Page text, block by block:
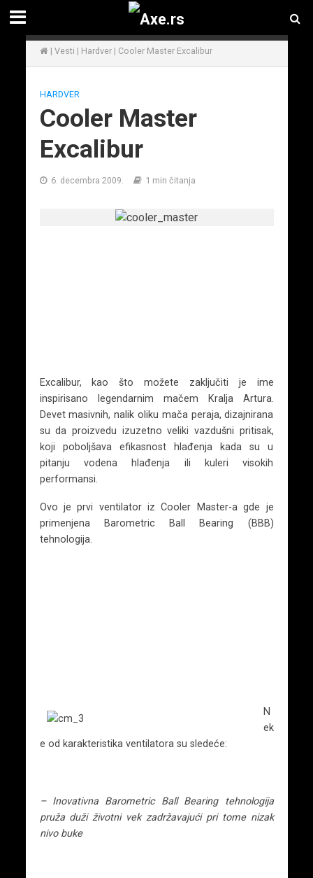
| Vesti | Hardver| Cooler Master Excalibur
HARDVER
Cooler Master
Excalibur
6. decembra 2009. 1 min čitanja
Excalibur, kao što možete zaključiti je ime
inspirisano legendarnim mačem Kralja Artura.
Devet masivnih, nalik oliku mača peraja, dizajnirana
su da proizvedu izuzetno veliki vazdušni pritisak,
koji poboljšava efikasnost hlađenja kada su u
pitanju vodena hlađenja ili kuleri visokih
performansi.
Ovo je prvi ventilator iz Cooler Master-a gde je
primenjena Barometric Ball Bearing (BBB)
tehnologija.
N
ek
e od karakteristika ventilatora su sledeće:
– Inovativna Barometric Ball Bearing tehnologija
pruža duži životni vek zadržavajući pri tome nizak
nivo buke